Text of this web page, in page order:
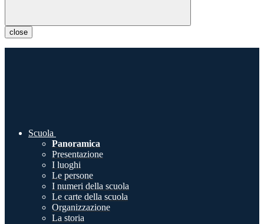
close
Scuola
Panoramica
Presentazione
I luoghi
Le persone
I numeri della scuola
Le carte della scuola
Organizzazione
La storia